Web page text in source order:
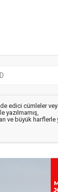
edici cümleler
yazılmamış,
ve büyük harflerle